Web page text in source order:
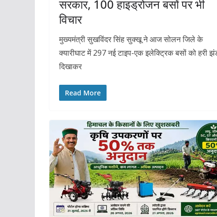
सरकार, 100 हाइड्रोजन बसों पर भी
विचार
मुख्यमंत्री सुखविंदर सिंह सुक्खू ने आज सोलन जिले के
क्यारीघाट में 297 नई टाइप-एक इलेक्ट्रिक बसों को हरी
दिखाकर
Read More